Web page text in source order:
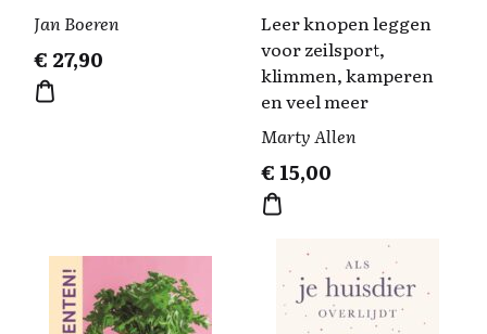
Jan Boeren
€ 27,90
Leer knopen leggen
voor zeilsport,
klimmen, kamperen
en veel meer
Marty Allen
€ 15,00